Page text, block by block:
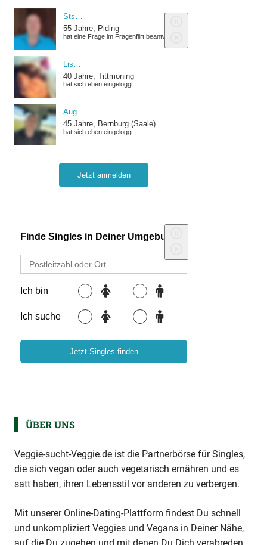
ÜBER UNS
Veggie-sucht-Veggie.de ist die Partnerbörse für Singles,
die sich vegan oder auch vegetarisch ernähren und es
satt haben, ihren Lebensstil vor anderen zu verbergen.
Mit unserer Online-Dating-Plattform findest Du schnell
und unkompliziert Veggies und Vegans in Deiner Nähe,